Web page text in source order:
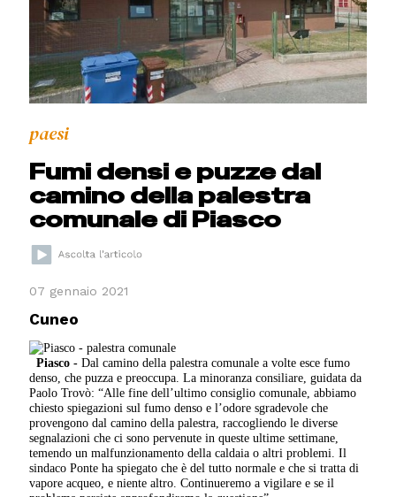
paesi
Fumi densi e puzze dal
camino della palestra
comunale di Piasco
07 gennaio 2021
Cuneo
Piasco -Dal camino della palestra comunale a volte esce fumo
denso, che puzza e preoccupa. La minoranza consiliare, guidata da
Paolo Trovò: “Alle fine dell’ultimo consiglio comunale, abbiamo
chiesto spiegazioni sul fumo denso e l’odore sgradevole che
provengono dal camino della palestra, raccogliendo le diverse
segnalazioni che ci sono pervenute in queste ultime settimane,
temendo un malfunzionamento della caldaia o altri problemi. Il
sindaco Ponte ha spiegato che è del tutto normale e che si tratta di
vapore acqueo, e niente altro. Continueremo a vigilare e se il